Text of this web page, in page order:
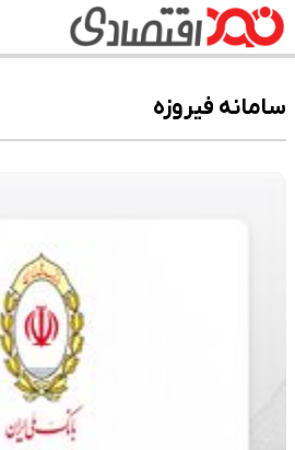
سامانه فیروزه